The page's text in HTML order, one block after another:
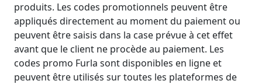
produits. Les codes promotionnels peuvent être
appliqués directement au moment du paiement ou
peuvent être saisis dans la case prévue à cet effet
avant que le client ne procède au paiement. Les
codes promo Furla sont disponibles en ligne et
peuvent être utilisés sur toutes les plateformes de